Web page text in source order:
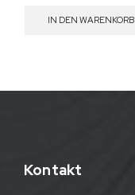
IN DEN WARENKORB
Kontakt